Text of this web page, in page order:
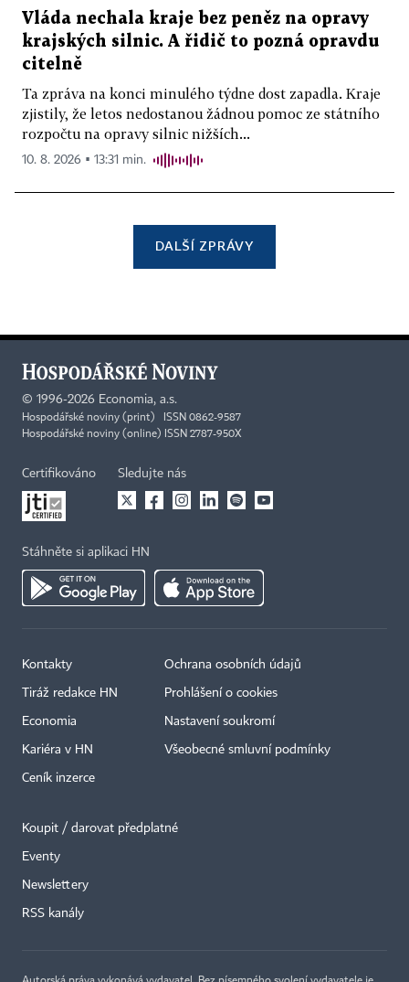
Vláda nechala kraje bez peněz na opravy
krajských silnic. A řidič to pozná opravdu
citelně
Ta zpráva na konci minulého týdne dost zapadla. Kraje
zjistily, že letos nedostanou žádnou pomoc ze státního
rozpočtu na opravy silnic nižších...
10. 8. 2026 ▪ 13:31 min.
DALŠÍ ZPRÁVY
© 1996-2026 Economia, a.s.
Hospodářské noviny (print) ISSN 0862-9587
Hospodářské noviny (online) ISSN 2787-950X
Certifikováno Sledujte nás
Stáhněte si aplikaci HN
Kontakty
Tiráž redakce HN
Economia
Kariéra v HN
Ceník inzerce
Ochrana osobních údajů
Prohlášení o cookies
Nastavení soukromí
Všeobecné smluvní podmínky
Koupit / darovat předplatné
Eventy
Newslettery
RSS kanály